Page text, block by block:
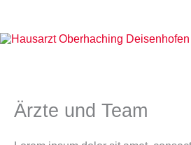
springen
Ärzte und Team